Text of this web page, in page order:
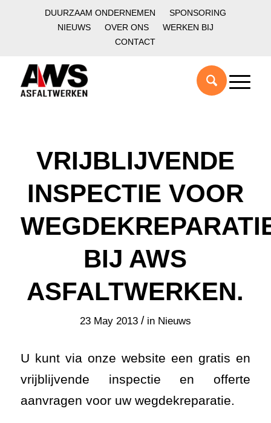
DUURZAAM ONDERNEMEN
SPONSORING
NIEUWS
OVER ONS
WERKEN BIJ
CONTACT
VRIJBLIJVENDE
INSPECTIE VOOR
BIJ AWS
ASFALTWERKEN.
23 May 2013 / in Nieuws
U kunt via onze website een gratis en
vrijblijvende inspectie en offerte
aanvragen voor uw wegdekreparatie.